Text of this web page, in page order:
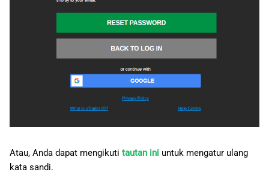
Atau, Anda dapat mengikuti tautan ini untuk mengatur ulang
kata sandi.